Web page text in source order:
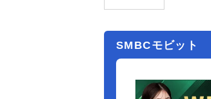
SMBCモビット